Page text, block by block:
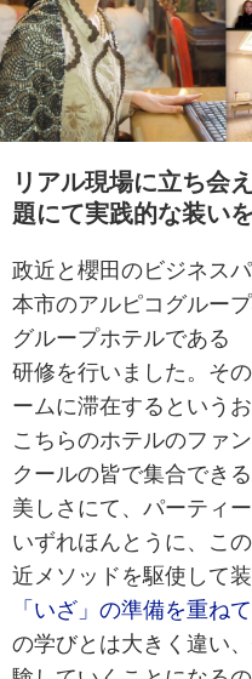
リアル現場に立ち会
題にて実践的な装い
政近と櫻田のビジネス
本市のアルピコグルー
グループホテルである
研修を行いました。そ
ームに滞在するという
こちらのホテルのファ
クールの皆で集合でき
美しさにて、パーティ
いずれほんとうに、こ
近メソッドを駆使して装
「いざ」の準備を重ね
の学びとは大きく違い